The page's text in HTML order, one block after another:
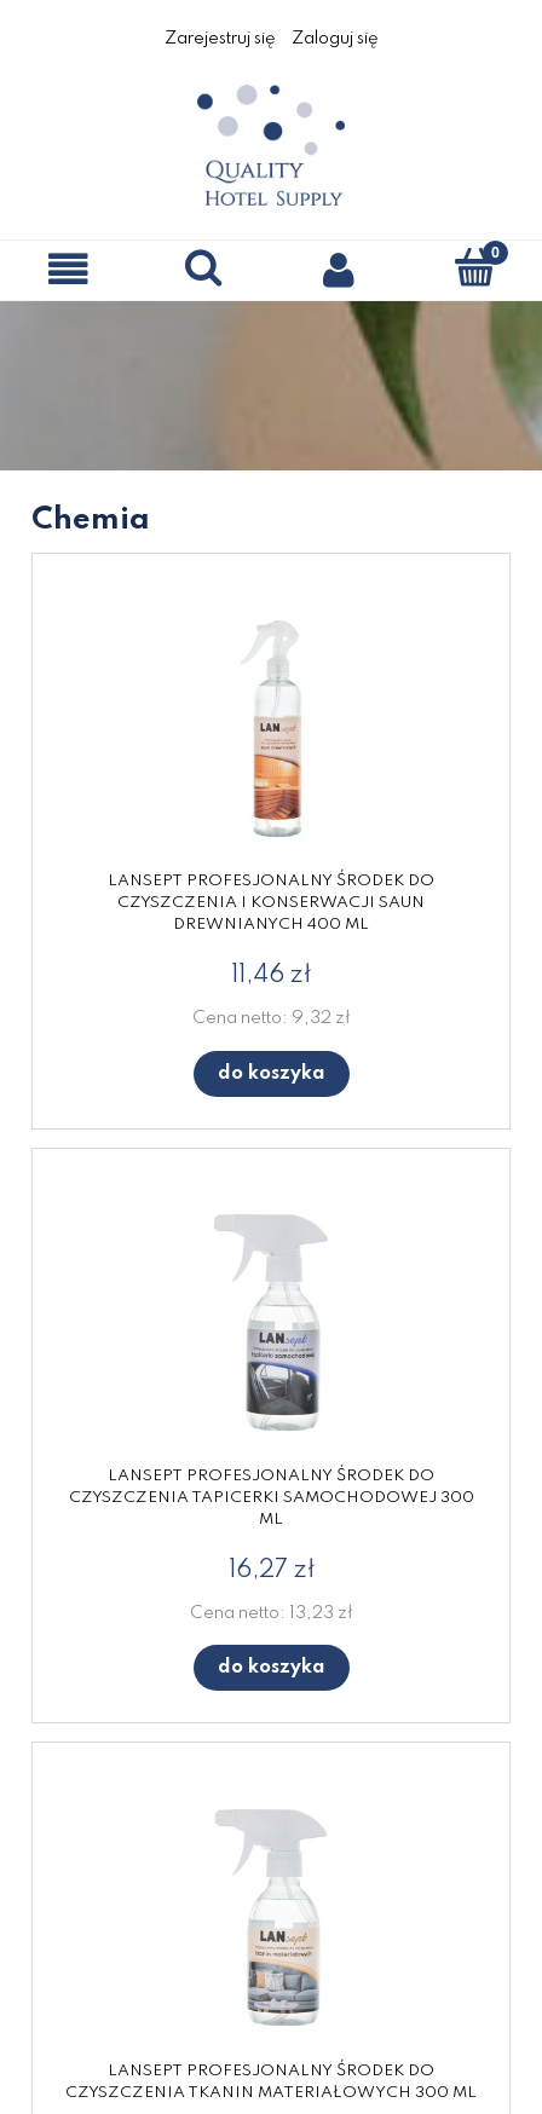
Zarejestruj się Zaloguj się
Chemia
LANSEPT PROFESJONALNY ŚRODEK DO
CZYSZCZENIA I KONSERWACJI SAUN
DREWNIANYCH 400 ML
11,46 zł
Cena netto: 9,32 zł
do koszyka
LANSEPT PROFESJONALNY ŚRODEK DO
CZYSZCZENIA TAPICERKI SAMOCHODOWEJ 300
ML
16,27 zł
Cena netto: 13,23 zł
do koszyka
LANSEPT PROFESJONALNY ŚRODEK DO
CZYSZCZENIA TKANIN MATERIAŁOWYCH 300 ML